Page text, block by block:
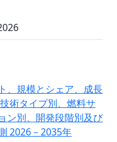
、規模とシェア、成長
術タイプ別、燃料サ
ン別、開発段階別及び
2026－2035年